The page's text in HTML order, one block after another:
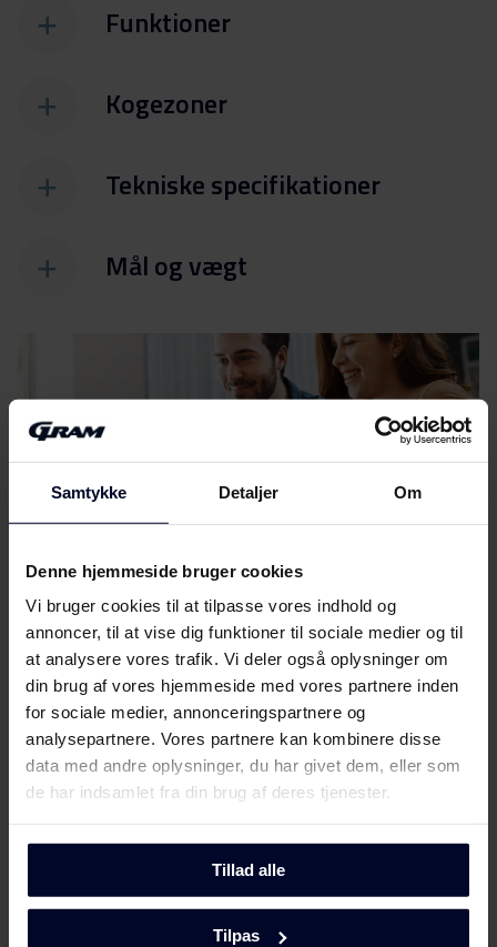
Samtykke Detaljer Om
Denne hjemmeside bruger cookies
Vi bruger cookies til at tilpasse vores indhold og
annoncer, til at vise dig funktioner til sociale medier og til
at analysere vores trafik. Vi deler også oplysninger om
din brug af vores hjemmeside med vores partnere inden
for sociale medier, annonceringspartnere og
analysepartnere. Vores partnere kan kombinere disse
data med andre oplysninger, du har givet dem, eller som
de har indsamlet fra din brug af deres tjenester.
Tillad alle
Tilpas
Funktioner
Kogezoner
Tekniske specifikationer
Mål og vægt
FilerDownload
Energilabel Download
Produktdatablad
Produktinformation
(DK,EN,FI,SV,NO)
Download
Sikkerhedsoplysninger og
advarsler (DK)
Download